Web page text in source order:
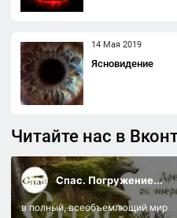
14 Мая 2019
Ясновидение
Читайте нас в
Спас. Погружение...
в полный, всеобъемлющий мир